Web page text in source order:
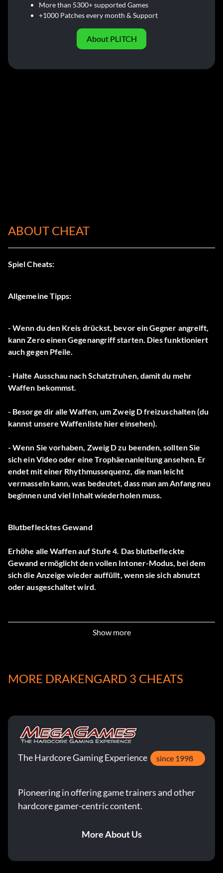
More than 5300+ supported Games
+1000 Patches every month & Support
About PLITCH
ABOUT CHEAT
Spiel Cheats:
Allgemeine Tipps:
- Wenn du den Kreis drückst, bevor ein Gegner angreift,
kann Zero einen Gegenangriff starten. Dies funktioniert
auch gegen Pfeile.
- Halte Ausschau nach Schatztruhen, damit du mehr
Waffen bekommst.
- Besorge dir alle Waffen, um Zweig D freizuschalten (du
kannst unsere Waffenliste hier einsehen).
- Wenn Sie vorhaben, Zweig D zu beenden, sollten Sie
sich ein Video oder eine Trophäenanleitung ansehen. Er
endet mit einer Rhythmussequenz, die man leicht
vermasseln kann, was bedeutet, dass man am Anfang neu
beginnen und viel Inhalt wiederholen muss.
Blutbeflecktes Gewand
Erhöhe alle Waffen auf Stufe 4. Das blutbefleckte
Gewand ermöglicht den vollen Intoner-Modus, bei dem
sich die Anzeige wieder auffüllt, wenn sie sich abnutzt
oder ausgeschaltet wird.
Macht des Liedes (Bronze): Aktiviere zum ersten Mal den
Momentane Perfektion (Bronze): Einen erfolgreichen
Gegenangriff ausgeführt.
Geschickter Kämpfer (Bronze): Eine Waffenwechsel-
Erstmaliger Shopper (Bronze): War zum ersten Mal
einkaufen.
Waffensammler (Casual) (Bronze): 5 Waffen gesammelt.
Waffensammler (Ernsthaft) (Bronze): 15 Waffen
Show more
MORE DRAKENGARD 3 CHEATS
The Hardcore Gaming Experience since 1998
Pioneering in offering game trainers and other
hardcore gamer-centric content.
More About Us